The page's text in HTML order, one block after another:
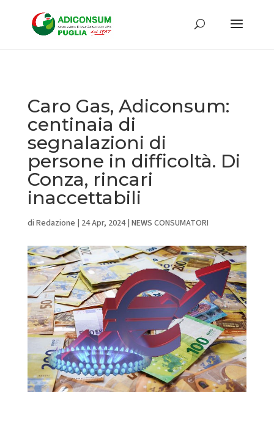
Caro Gas, Adiconsum:
centinaia di
segnalazioni di
persone in difficoltà. Di
Conza, rincari
inaccettabili
di Redazione 24 Apr, 2024| NEWS CONSUMATORI